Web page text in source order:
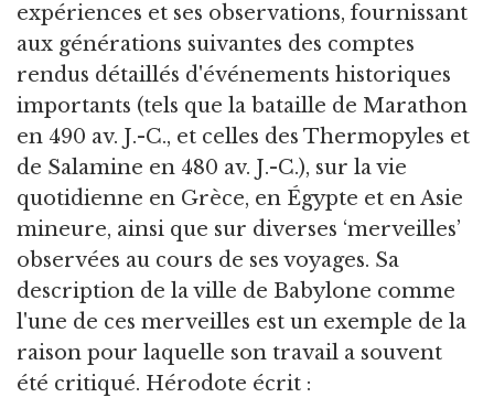
expériences et ses observations, fournissant
aux générations suivantes des comptes
rendus détaillés d'événements historiques
importants (tels que la bataille de Marathon
en 490 av. J.-C., et celles des Thermopyles et
de Salamine en 480 av. J.-C.), sur la vie
quotidienne en Grèce, en Égypte et en Asie
mineure, ainsi que sur diverses ‘merveilles’
observées au cours de ses voyages. Sa
description de la ville de Babylone comme
l'une de ces merveilles est un exemple de la
raison pour laquelle son travail a souvent
été critiqué. Hérodote écrit :